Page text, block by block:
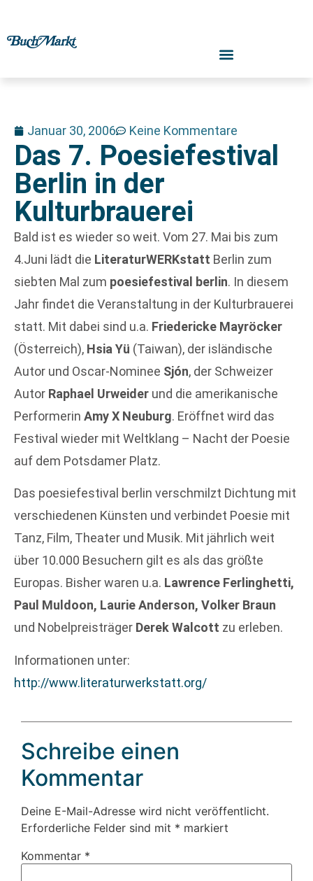
Januar 30, 2006 Keine Kommentare
Das 7. Poesiefestival
Berlin in der
Kulturbrauerei
Bald ist es wieder so weit. Vom 27. Mai bis zum
4.Juni lädt die LiteraturWERKstatt Berlin zum
siebten Mal zum poesiefestival berlin. In diesem
Jahr findet die Veranstaltung in der Kulturbrauerei
statt. Mit dabei sind u.a. Friedericke Mayröcker
(Österreich), Hsia Yü (Taiwan), der isländische
Autor und Oscar-Nominee Sjón, der Schweizer
Autor Raphael Urweider und die amerikanische
Performerin Amy X Neuburg. Eröffnet wird das
Festival wieder mit Weltklang – Nacht der Poesie
auf dem Potsdamer Platz.
Das poesiefestival berlin verschmilzt Dichtung mit
verschiedenen Künsten und verbindet Poesie mit
Tanz, Film, Theater und Musik. Mit jährlich weit
über 10.000 Besuchern gilt es als das größte
Europas. Bisher waren u.a. Lawrence Ferlinghetti,
Paul Muldoon, Laurie Anderson, Volker Braun
und Nobelpreisträger Derek Walcott zu erleben.
Informationen unter:
http://www.literaturwerkstatt.org/
Schreibe einen
Kommentar
Deine E-Mail-Adresse wird nicht veröffentlicht.
Erforderliche Felder sind mit * markiert
Kommentar *